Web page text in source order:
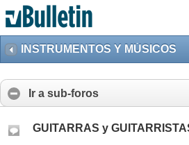
INSTRUMENTOS Y MÚSICOS
Ir a sub-foros
GUITARRAS y